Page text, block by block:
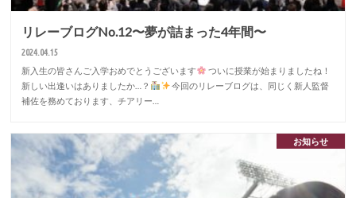
リレーブログNo.12〜夢が詰まった4年間〜
2024.04.15
新入生の皆さんご入学おめでとうございます
ついに授業が始まりましたね！
新しい出逢いはありましたか…？
今回のリレーブログは、同じく新人監督
補佐を務めております、チアリー…
お知らせ